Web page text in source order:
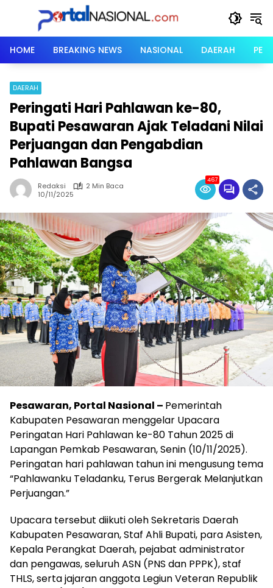
HOME
BREAKING NEWS NASIONAL DAERAH
DAERAH
Peringati Hari Pahlawan ke-80,
Bupati Pesawaran Ajak Teladani Nilai
Perjuangan dan Pengabdian
Pahlawan Bangsa
Redaksi
2 Min Baca
10/11/2025
467
Pesawaran, Portal Nasional – Pemerintah
Kabupaten Pesawaran menggelar Upacara
Peringatan Hari Pahlawan ke-80 Tahun 2025 di
Lapangan Pemkab Pesawaran, Senin (10/11/2025).
Peringatan hari pahlawan tahun ini mengusung tema
“Pahlawanku Teladanku, Terus Bergerak Melanjutkan
Perjuangan.”
Upacara tersebut diikuti oleh Sekretaris Daerah
Kabupaten Pesawaran, Staf Ahli Bupati, para Asisten,
Kepala Perangkat Daerah, pejabat administrator
dan pengawas, seluruh ASN (PNS dan PPPK), staf
THLS, serta jajaran anggota Legiun Veteran Republik